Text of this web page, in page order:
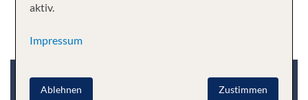
Kabinenkategorie Deck
aktiv.
Impressum
Zustimmen
Ablehnen